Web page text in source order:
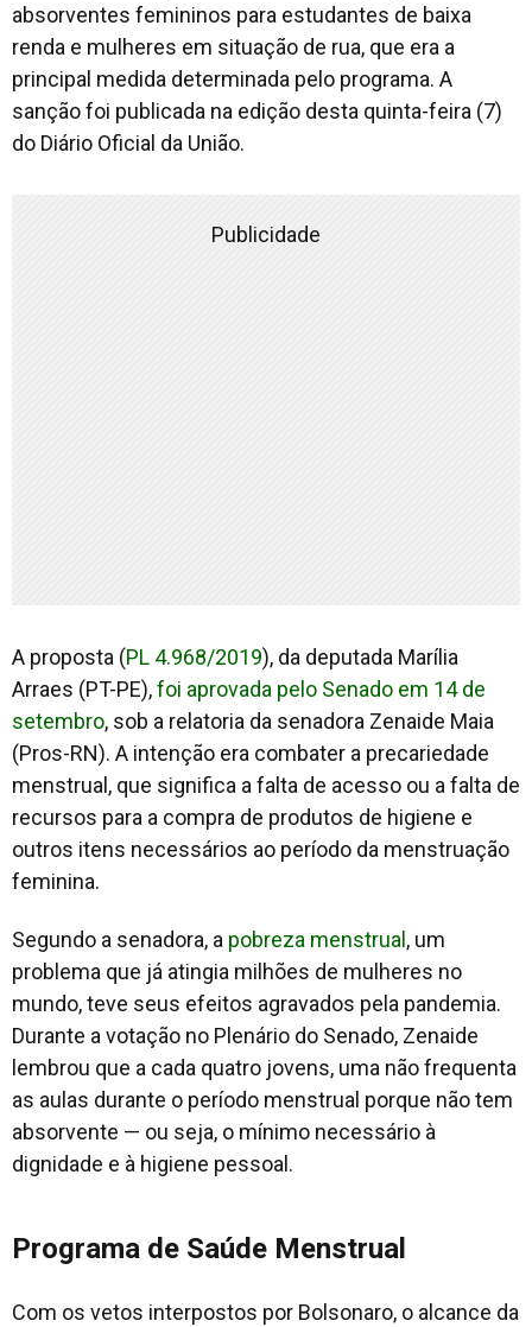
absorventes femininos para estudantes de baixa
renda e mulheres em situação de rua, que era a
principal medida determinada pelo programa. A
sanção foi publicada na edição desta quinta-feira (7)
do Diário Oficial da União.
Publicidade
A proposta (PL 4.968/2019), da deputada Marília
Arraes (PT-PE),foi aprovada pelo Senado em 14 de
setembro, sob a relatoria da senadora Zenaide Maia
(Pros-RN). A intenção era combater a precariedade
menstrual, que significa a falta de acesso ou a falta de
recursos para a compra de produtos de higiene e
outros itens necessários ao período da menstruação
feminina.
Segundo a senadora, a pobreza menstrual , um
problema que já atingia milhões de mulheres no
mundo, teve seus efeitos agravados pela pandemia.
Durante a votação no Plenário do Senado, Zenaide
lembrou que a cada quatro jovens, uma não frequenta
as aulas durante o período menstrual porque não tem
absorvente — ou seja, o mínimo necessário à
dignidade e à higiene pessoal.
Programa de Saúde Menstrual
Com os vetos interpostos por Bolsonaro, o alcance da